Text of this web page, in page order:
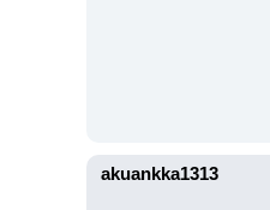
akuankka1313